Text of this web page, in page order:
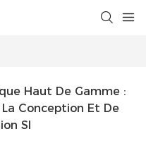
Haut De Gamme :
Conception Et De
SI